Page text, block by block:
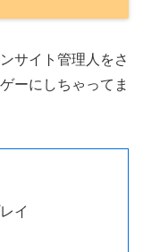
サイト管理人をさ
ーにしちゃってま
イ